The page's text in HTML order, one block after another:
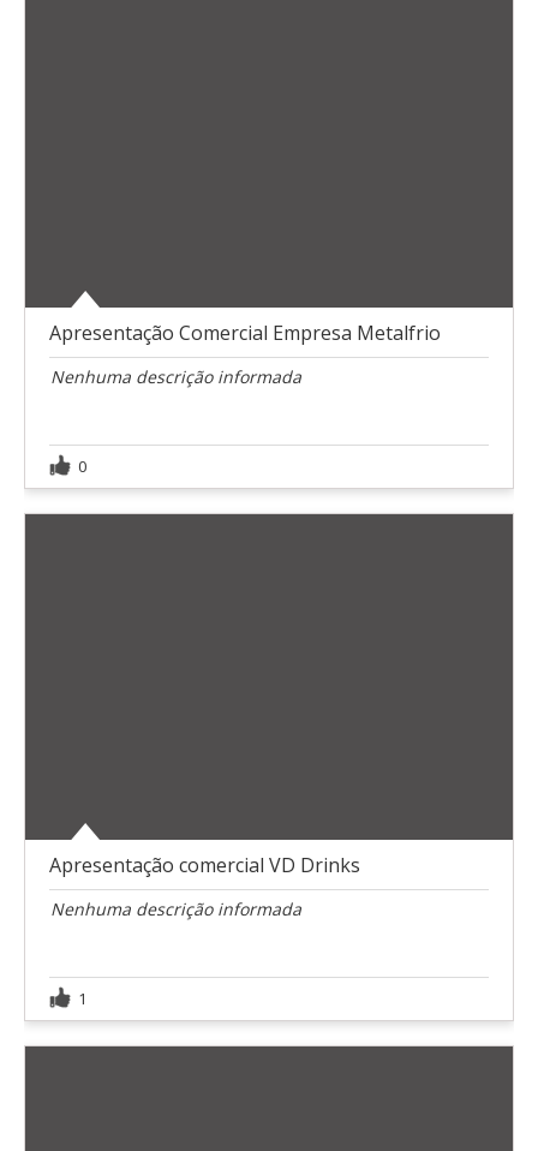
Apresentação Comercial Empresa Metalfrio
Nenhuma descrição informada
0
Apresentação comercial VD Drinks
Nenhuma descrição informada
1